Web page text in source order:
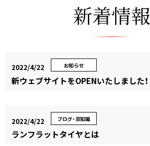
新着情報
2022/4/22 お知らせ
新ウェブサイトをOPENいたしました！
2022/4/22 ブログ・豆知識
ランフラットタイヤとは